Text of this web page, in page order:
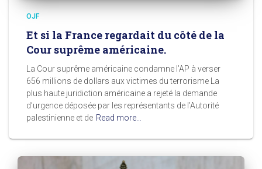
OJF
Et si la France regardait du côté de la
Cour suprême américaine.
La Cour suprême américaine condamne l’AP à verser
656 millions de dollars aux victimes du terrorisme La
plus haute juridiction américaine a rejeté la demande
d’urgence déposée par les représentants de l’Autorité
palestinienne et de Read more…